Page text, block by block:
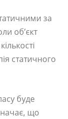
за
об’єкт
статичного
буде
що